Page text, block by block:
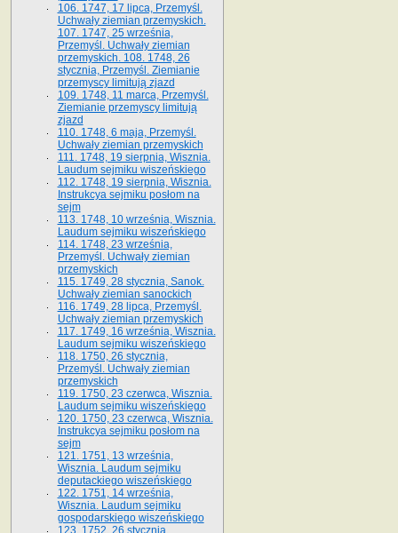
106. 1747, 17 lipca, Przemyśl.
Uchwały ziemian przemyskich.
107. 1747, 25 września,
Przemyśl. Uchwały ziemian
przemyskich. 108. 1748, 26
stycznia, Przemyśl. Ziemianie
przemyscy limitują zjazd
109. 1748, 11 marca, Przemyśl.
Ziemianie przemyscy limitują
zjazd
110. 1748, 6 maja, Przemyśl.
Uchwały ziemian przemyskich
111. 1748, 19 sierpnia, Wisznia.
Laudum sejmiku wiszeńskiego
112. 1748, 19 sierpnia, Wisznia.
Instrukcya sejmiku posłom na
sejm
113. 1748, 10 września, Wisznia.
Laudum sejmiku wiszeńskiego
114. 1748, 23 września,
Przemyśl. Uchwały ziemian
przemyskich
115. 1749, 28 stycznia, Sanok.
Uchwały ziemian sanockich
116. 1749, 28 lipca, Przemyśl.
Uchwały ziemian przemyskich
117. 1749, 16 września, Wisznia.
Laudum sejmiku wiszeńskiego
118. 1750, 26 stycznia,
Przemyśl. Uchwały ziemian
przemyskich
119. 1750, 23 czerwca, Wisznia.
Laudum sejmiku wiszeńskiego
120. 1750, 23 czerwca, Wisznia.
Instrukcya sejmiku posłom na
sejm
121. 1751, 13 września,
Wisznia. Laudum sejmiku
deputackiego wiszeńskiego
122. 1751, 14 września,
Wisznia. Laudum sejmiku
gospodarskiego wiszeńskiego
123. 1752, 26 stycznia,